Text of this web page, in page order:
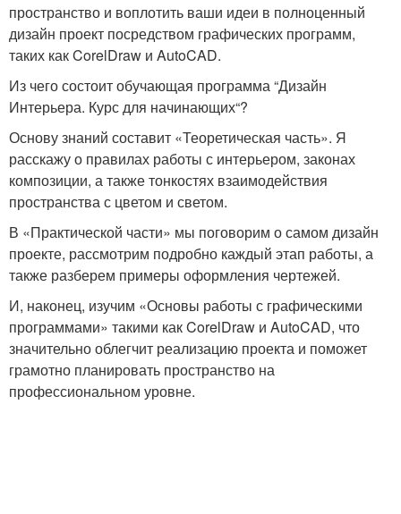
пространство и воплотить ваши идеи в полноценный
дизайн проект посредством графических программ,
таких как CorelDraw и AutoCAD.
Из чего состоит обучающая программа “Дизайн
Интерьера. Курс для начинающих“?
Основу знаний составит «Теоретическая часть». Я
расскажу о правилах работы с интерьером, законах
композиции, а также тонкостях взаимодействия
пространства с цветом и светом.
В «Практической части» мы поговорим о самом дизайн
проекте, рассмотрим подробно каждый этап работы, а
также разберем примеры оформления чертежей.
И, наконец, изучим «Основы работы с графическими
программами» такими как CorelDraw и AutoCAD, что
значительно облегчит реализацию проекта и поможет
грамотно планировать пространство на
профессиональном уровне.